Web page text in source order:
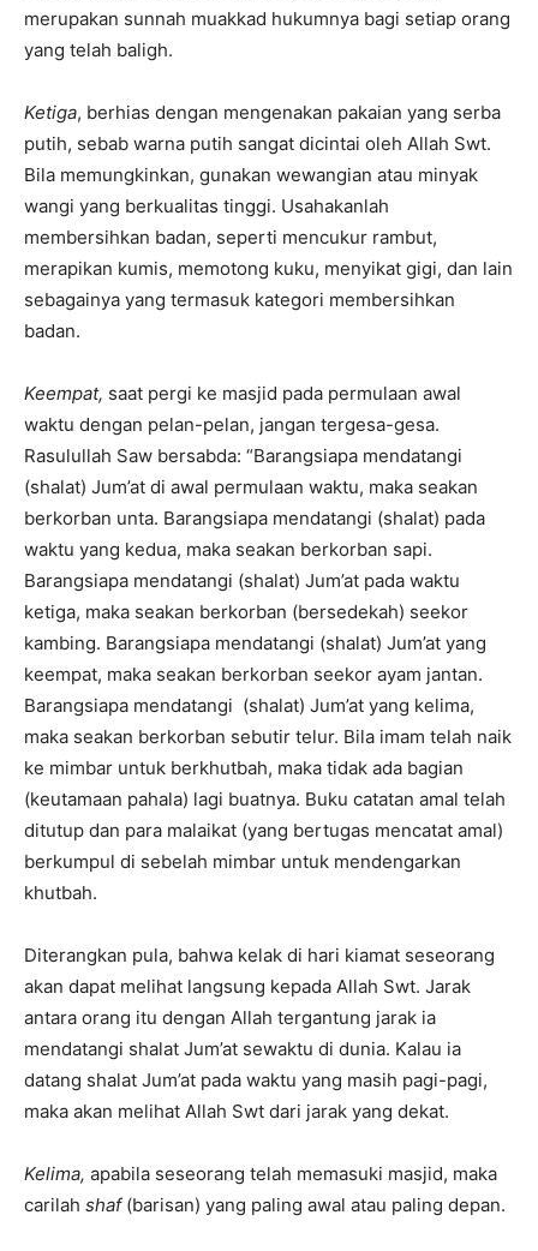
merupakan sunnah muakkad hukumnya bagi setiap orang
yang telah baligh.
Ketiga, berhias dengan mengenakan pakaian yang serba
putih, sebab warna putih sangat dicintai oleh Allah Swt.
Bila memungkinkan, gunakan wewangian atau minyak
wangi yang berkualitas tinggi. Usahakanlah
membersihkan badan, seperti mencukur rambut,
merapikan kumis, memotong kuku, menyikat gigi, dan lain
sebagainya yang termasuk kategori membersihkan
badan.
Keempat, saat pergi ke masjid pada permulaan awal
waktu dengan pelan-pelan, jangan tergesa-gesa.
Rasulullah Saw bersabda: “Barangsiapa mendatangi
(shalat) Jum’at di awal permulaan waktu, maka seakan
berkorban unta. Barangsiapa mendatangi (shalat) pada
waktu yang kedua, maka seakan berkorban sapi.
Barangsiapa mendatangi (shalat) Jum’at pada waktu
ketiga, maka seakan berkorban (bersedekah) seekor
kambing. Barangsiapa mendatangi (shalat) Jum’at yang
keempat, maka seakan berkorban seekor ayam jantan.
Barangsiapa mendatangi (shalat) Jum’at yang kelima,
maka seakan berkorban sebutir telur. Bila imam telah naik
ke mimbar untuk berkhutbah, maka tidak ada bagian
(keutamaan pahala) lagi buatnya. Buku catatan amal telah
ditutup dan para malaikat (yang bertugas mencatat amal)
berkumpul di sebelah mimbar untuk mendengarkan
khutbah.
Diterangkan pula, bahwa kelak di hari kiamat seseorang
akan dapat melihat langsung kepada Allah Swt. Jarak
antara orang itu dengan Allah tergantung jarak ia
mendatangi shalat Jum’at sewaktu di dunia. Kalau ia
datang shalat Jum’at pada waktu yang masih pagi-pagi,
maka akan melihat Allah Swt dari jarak yang dekat.
Kelima, apabila seseorang telah memasuki masjid, maka
carilah shaf(barisan) yang paling awal atau paling depan.